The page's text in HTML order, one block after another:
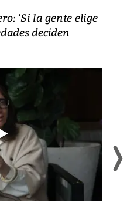
‘Si la gente elige
deciden